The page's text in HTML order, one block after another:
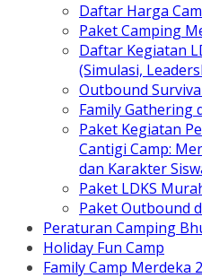
Daftar Harga
Paket Camping
Daftar Kegiatan
(Simulasi,
Outbound
Family Gathering
Paket Kegiatan
Cantigi Camp:
dan Karakter
Paket LDKS
Paket Outbound
Peraturan Camping
Holiday Fun Camp
Family Camp Merdeka